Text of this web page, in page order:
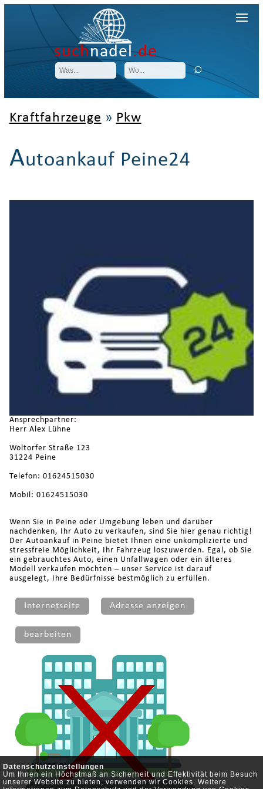
Datenschutzeinstellungen
Um Ihnen ein Höchstmaß an Sicherheit und Effektivität beim Besuch
unserer Website zu bieten, verwenden wir Cookies. Weitere
suchnadel.de
Kraftfahrzeuge » Pkw
Autoankauf Peine24
Ansprechpartner:
Herr Alex Lühne
Woltorfer Straße 123
31224 Peine
Telefon: 01624515030
Mobil: 01624515030
Wenn Sie in Peine oder Umgebung leben und darüber
nachdenken, Ihr Auto zu verkaufen, sind Sie hier genau richtig!
Der Autoankauf in Peine bietet Ihnen eine unkomplizierte und
stressfreie Möglichkeit, Ihr Fahrzeug loszuwerden. Egal, ob Sie
ein gebrauchtes Auto, einen Unfallwagen oder ein älteres
Modell verkaufen möchten – unser Service ist darauf
ausgelegt, Ihre Bedürfnisse bestmöglich zu erfüllen.
Internetseite Adresse anzeigen
bearbeiten